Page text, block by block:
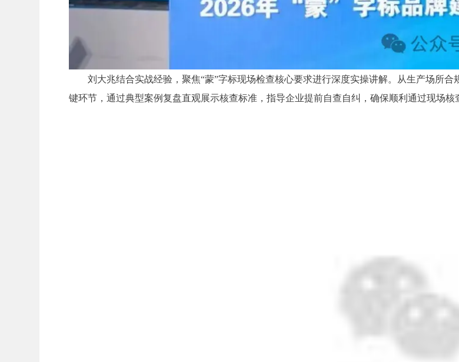
刘大兆结合实战经验，聚焦“蒙”字标现场检查核心要求进行深度实操讲解。从生产场所
键环节，通过典型案例复盘直观展示核查标准，指导企业提前自查自纠，确保顺利通过现场核